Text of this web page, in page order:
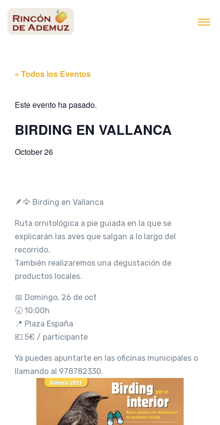
« Todos los Eventos
Este evento ha pasado.
BIRDING EN VALLANCA
October 26
🪶🦅 Birding en Vallanca
Ruta ornitológica a pie guiada en la que se
explicarán las aves que salgan a lo largo del
recorrido.
También realizaremos una degustación de
productos locales.
📅 Domingo, 26 de oct
🕢 10:00h
📍 Plaza España
💶 5€ / participante
Ya puedes apuntarte en las oficinas municipales o
llamando al 978782330.